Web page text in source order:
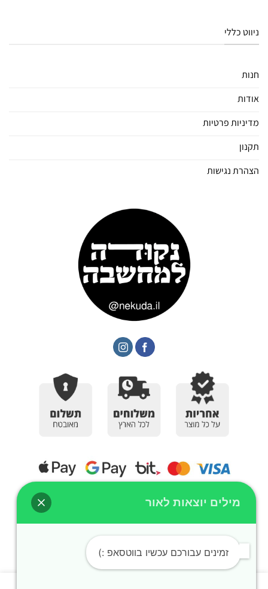
ניווט כללי
חנות
אודות
מדיניות פרטיות
תקנון
הצהרת נגישות
כל הזכויות שמורות | מילה - מילים יוצאות לאור © 2024
בניית אתר חנות מכירות לעסק ע''י
מילים יוצאות לאור
זמינים עבורכם עכשיו בווטסאפ :)